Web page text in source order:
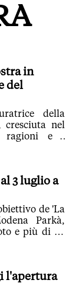
in
del
della
nel
ragioni e i
3 luglio a
de 'La
Parkà,
e più di 20
l'apertura